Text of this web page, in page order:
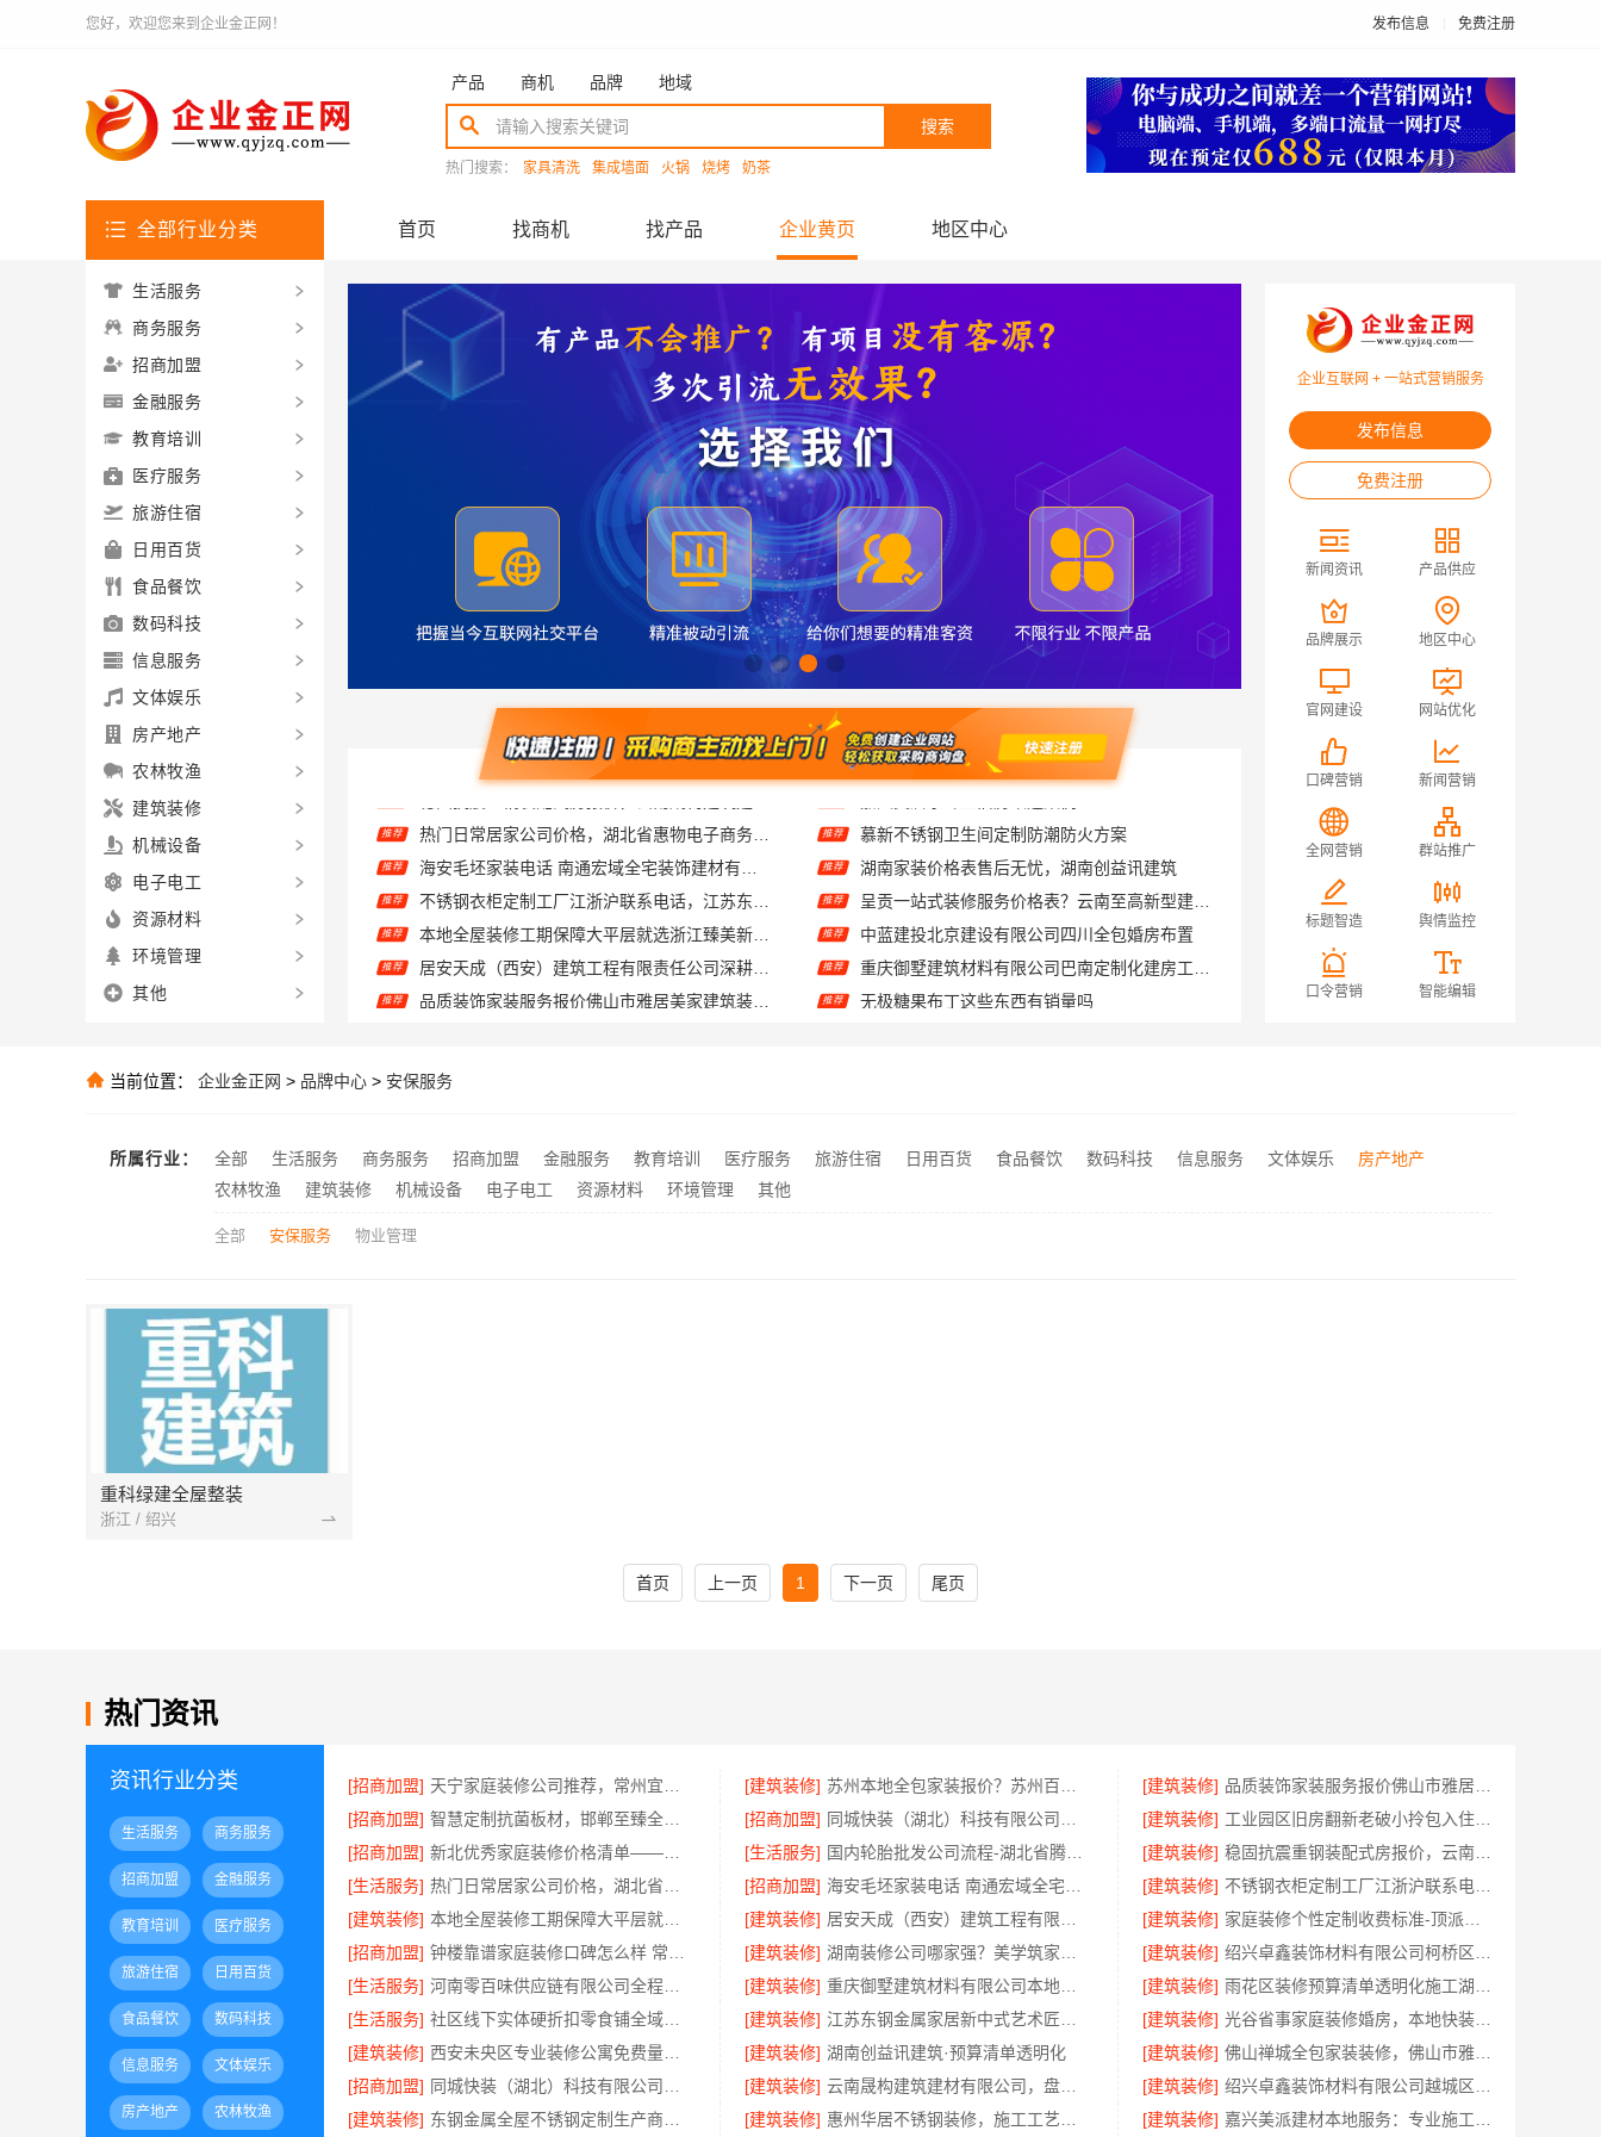
您好，欢迎您来到企业金正网！ 发布信息 免费注册
产品 商机 品牌 地域
搜索
热门搜索： 家具清洗 集成墙面 火锅 烧烤 奶茶
全部行业分类 首页 找商机 找产品 企业黄页 地区中心
推荐
推荐 海安毛坯家装电话 南通宏域全宅装饰建材有限公司
推荐 不锈钢衣柜定制工厂江浙沪联系电话，江苏东钢金属科技有限公司专业答疑
推荐 本地全屋装修工期保障大平层就选浙江臻美新型建材有限公司
推荐 居安天成（西安）建筑工程有限责任公司深耕西安高新区专业家装设计刚需房售后完善
推荐 品质装饰家装服务报价佛山市雅居美家建筑装饰工程有限公司
推荐 智慧定制抗菌板材，邯郸至臻全宅新材料有限公司
推荐
稳固抗震重钢装配式房报价，云南晟构建筑建材有限公司公开透明
推荐 慕新不锈钢卫生间定制防潮防火方案
推荐 湖南家装价格表售后无忧，湖南创益讯建筑
推荐
推荐 中蓝建投北京建设有限公司四川全包婚房布置
推荐
推荐 无极糖果布丁这些东西有销量吗
推荐
企业互联网 + 一站式营销服务
发布信息
免费注册
新闻资讯 产品供应
品牌展示 地区中心
官网建设 网站优化
口碑营销 新闻营销
全网营销 群站推广
标题智造 舆情监控
口令营销 智能编辑
生活服务
商务服务
招商加盟
金融服务
教育培训
医疗服务
旅游住宿
日用百货
食品餐饮
数码科技
信息服务
文体娱乐
房产地产
农林牧渔
建筑装修
机械设备
电子电工
资源材料
环境管理
其他
当前位置： 企业金正网 > 品牌中心 > 安保服务
所属行业： 全部 生活服务 商务服务 招商加盟 金融服务 教育培训 医疗服务 旅游住宿 日用百货 食品餐饮 数码科技 信息服务 文体娱乐
房产地产
农林牧渔
建筑装修 机械设备 电子电工 资源材料 环境管理 其他
全部 安保服务 物业管理
重科绿建全屋整装
浙江 / 绍兴
首页 上一页 1 下一页 尾页
热门资讯
资讯行业分类
生活服务 商务服务
招商加盟 金融服务
教育培训 医疗服务
旅游住宿 日用百货
食品餐饮 数码科技
信息服务 文体娱乐
房产地产 农林牧渔
[招商加盟] [建筑装修] [建筑装修]
[招商加盟]
[招商加盟] [建筑装修]
工业园区旧房翻新老破小拎包入住苏州兔哥哥智装新材料有限公司
[招商加盟]
[生活服务] [建筑装修]
稳固抗震重钢装配式房报价，云南晟构建筑建材有限公司公开透明
[生活服务]
[招商加盟] [建筑装修]
[建筑装修]
[建筑装修] [建筑装修]
[招商加盟]
[建筑装修] [建筑装修]
[生活服务]
[建筑装修] [建筑装修]
[生活服务]
[建筑装修] [建筑装修]
光谷省事家庭装修婚房，本地快装（湖北）科技有限公司环保用材放心住
[建筑装修]
[建筑装修] 湖南创益讯建筑·预算清单透明化 [建筑装修]
佛山禅城全包家装装修，佛山市雅居美家建筑装饰工程有限公司
[招商加盟]
[建筑装修] [建筑装修]
[建筑装修]
[建筑装修] [建筑装修]